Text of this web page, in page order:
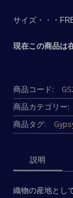
サイズ・・・
現在この商品は
商品コード:
商品カテゴリー:
商品タグ:
説明
織物の産地とし